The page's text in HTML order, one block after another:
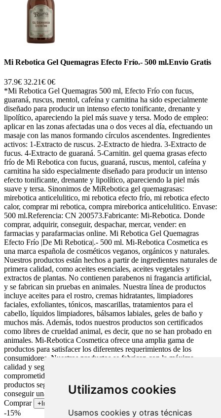
Utilizamos cookies
Usamos cookies y otras técnicas
Mi Rebotica Gel Quemagras Efecto Frío.- 500 ml.Envio Gratis
37.9€ 32.21€ 0€
*Mi Rebotica Gel Quemagras 500 ml, Efecto Frío con fucus,
guaraná, ruscus, mentol, cafeína y carnitina ha sido especialmente
diseñado para producir un intenso efecto tonificante, drenante y
lipolítico, apareciendo la piel más suave y tersa. Modo de empleo:
aplicar en las zonas afectadas una o dos veces al día, efectuando un
masaje con las manos formando círculos ascendentes. Ingredientes
activos: 1-Extracto de ruscus. 2-Extracto de hiedra. 3-Extracto de
fucus. 4-Extracto de guaraná. 5-Carnitin. gel quema grasas efecto
frío de Mi Rebotica con fucus, guaraná, ruscus, mentol, cafeína y
carnitina ha sido especialmente diseñado para producir un intenso
efecto tonificante, drenante y lipolítico, apareciendo la piel más
suave y tersa. Sinonimos de MiRebotica gel quemagrasas:
mirebotica anticelulitico, mi rebotica efecto frío, mi rebotica efecto
calor, comprar mi rebotica, compra mireborica anticelulitico. Envase:
500 ml.Referencia: CN 200573.Fabricante: Mi-Rebotica. Donde
comprar, adquirir, conseguir, despachar, mercar, vender: en
farmacias y parafarmacias online. Mi Rebotica Gel Quemagras
Efecto Frío |De Mi Rebotica|.- 500 ml. Mi-Rebotica Cosmetica es
una marca española de cosméticos veganos, orgánicos y naturales.
Nuestros productos están hechos a partir de ingredientes naturales de
primera calidad, como aceites esenciales, aceites vegetales y
extractos de plantas. No contienen parabenos ni fragancia artificial,
y se fabrican sin pruebas en animales. Nuestra línea de productos
incluye aceites para el rostro, cremas hidratantes, limpiadores
faciales, exfoliantes, tónicos, mascarillas, tratamientos para el
cabello, líquidos limpiadores, bálsamos labiales, geles de baño y
muchos más. Además, todos nuestros productos son certificados
como libres de crueldad animal, es decir, que no se han probado en
animales. Mi-Rebotica Cosmetica ofrece una amplia gama de
productos para satisfacer los diferentes requerimientos de los
consumidores. Nuestros productos se fabrican con la máxima
calidad y según los estándares más altos de calidad. Estamos
comprometidos con el cuidado de la piel y el cabello, ofreciendo
productos seguros y eficaces para ayudar a nuestros clientes a
conseguir una piel y un cabello saludable.
Comprar
+Info
-15%